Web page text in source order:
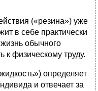
(«резина») уже
в себе практически
обычного
к физическому труду.
определяет
и отвечает за